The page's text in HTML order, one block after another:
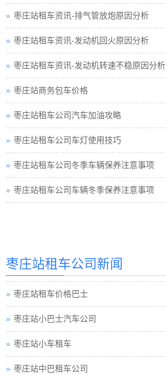
枣庄站租车资讯-排气管放炮原因分析
枣庄站租车资讯-发动机回火原因分析
枣庄站租车资讯-发动机转速不稳原因分析
枣庄站商务包车价格
枣庄站租车公司汽车加油攻略
枣庄站租车公司车灯使用技巧
枣庄站租车公司冬季车辆保养注意事项
枣庄站租车公司车辆冬季保养注意事项
枣庄站租车公司新闻
枣庄站租车价格
枣庄站租车价格巴士
枣庄站小巴士汽车公司
枣庄站小车租车
枣庄站中巴租车公司